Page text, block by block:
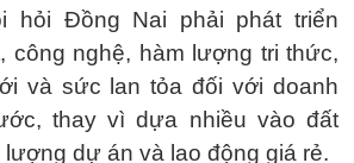
hỏi Đồng Nai phải phát triển
công nghệ, hàm lượng tri thức,
và sức lan tỏa đối với doanh
thay vì dựa nhiều vào đất
dự án và lao động giá rẻ.